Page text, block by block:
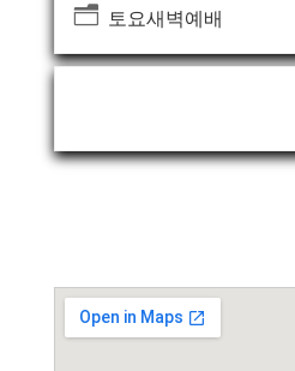
n토요새벽예배